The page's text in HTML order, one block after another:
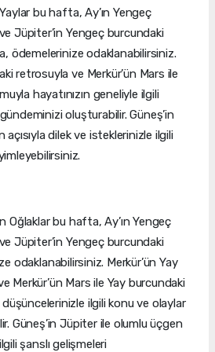
bu hafta, Ay’ın Yengeç
Jüpiter’in Yengeç burcundaki
ödemelerinize odaklanabilirsiniz.
retrosuyla ve Merkür’ün Mars ile
hayatınızın geneliyle ilgili
oluşturabilir. Güneş’in
dilek ve isteklerinizle ilgili
Oğlaklar bu hafta, Ay’ın Yengeç
Jüpiter’in Yengeç burcundaki
odaklanabilirsiniz. Merkür’ün Yay
Merkür’ün Mars ile Yay burcundaki
ilgili konu ve olaylar
Güneş’in Jüpiter ile olumlu üçgen
şanslı gelişmeleri